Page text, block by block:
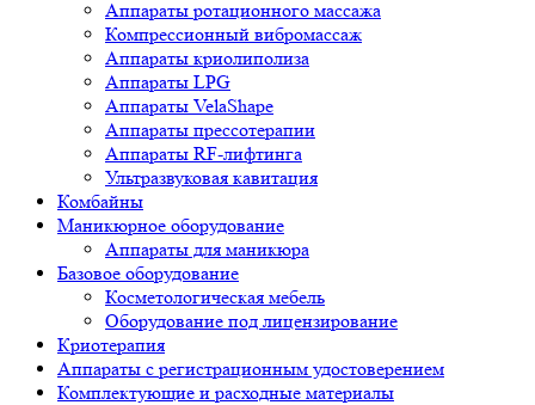
Аппараты ротационного массажа
Компрессионный вибромассаж
Аппараты криолиполиза
Аппараты LPG
Аппараты VelaShape
Аппараты прессотерапии
Аппараты RF-лифтинга
Ультразвуковая кавитация
Комбайны
Маникюрное оборудование
Аппараты для маникюра
Базовое оборудование
Косметологическая мебель
Оборудование под лицензирование
Криотерапия
Аппараты c регистрационным удостоверением
Комплектующие и расходные материалы